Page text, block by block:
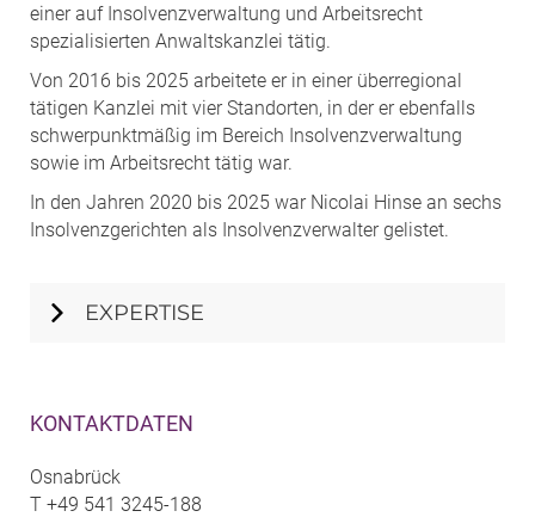
KONTAKTDATEN
Osnabrück
T +49 541 3245-188
einer auf Insolvenzverwaltung und Arbeitsrecht
spezialisierten Anwaltskanzlei tätig.
Von 2016 bis 2025 arbeitete er in einer überregional
tätigen Kanzlei mit vier Standorten, in der er ebenfalls
schwerpunktmäßig im Bereich Insolvenzverwaltung
sowie im Arbeitsrecht tätig war.
In den Jahren 2020 bis 2025 war Nicolai Hinse an sechs
Insolvenzgerichten als Insolvenzverwalter gelistet.
EXPERTISE